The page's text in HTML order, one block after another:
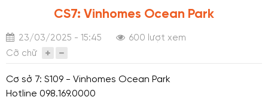
CS7: Vinhomes Ocean Park
23/03/2025 - 15:45
600 lượt xem
Cỡ chữ
Cơ sở 7: S109 - Vinhomes Ocean Park
Hotline 098.169.0000